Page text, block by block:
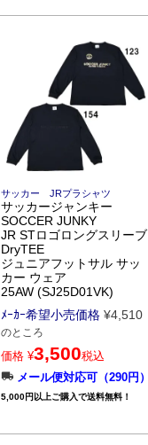
サッカー JRプラシャツ
サッカージャンキー
SOCCER JUNKY
JR STロゴロングスリーブ
DryTEE
ジュニアフットサル サッ
カー ウェア
25AW (SJ25D01VK)
ﾒｰｶｰ希望小売価格 ¥4,510
のところ
価格 ¥3,500税込
メール便対応可（290円）
5,000円以上ご購入で送料無料！